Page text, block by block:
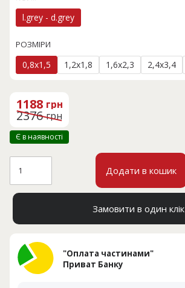
РОЗМІРИ
0,8x1,5 1,2x1,8 1,6x2,3 2,4x3,4
l.grey - d.grey
2376грн
ціна:
2376 грн.
1188 грн
ціна:
1188 грн.
Є в наявності
JF77A
кількість
Додати в кошик
Замовити в один клік
"Оплата частинами"
Приват Банку